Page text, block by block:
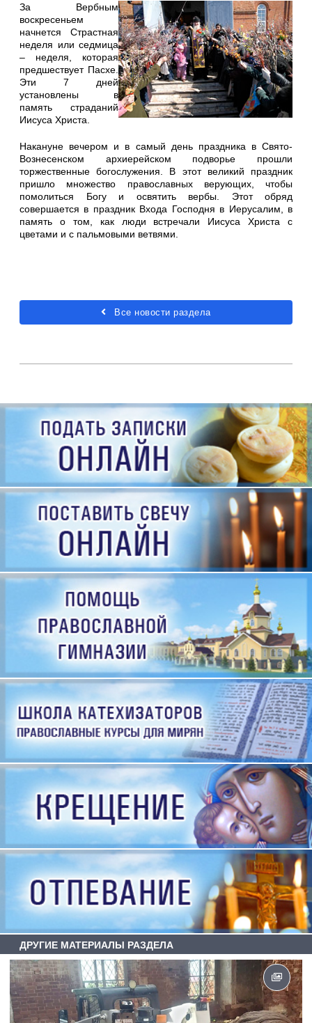
За Вербным
воскресеньем
начнется Страстная
неделя или седмица
– неделя, которая
предшествует Пасхе.
Эти 7 дней
установлены в
память страданий
Иисуса Христа.
Накануне вечером и в самый день праздника в Свято-
Вознесенском архиерейском подворье прошли
торжественные богослужения. В этот великий праздник
пришло множество православных верующих, чтобы
помолиться Богу и освятить вербы. Этот обряд
совершается в праздник Входа Господня в Иерусалим, в
память о том, как люди встречали Иисуса Христа с
цветами и с пальмовыми ветвями.
Все новости раздела
ДРУГИЕ МАТЕРИАЛЫ РАЗДЕЛА